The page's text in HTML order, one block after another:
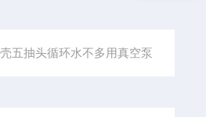
五抽头循环水不多用真空泵